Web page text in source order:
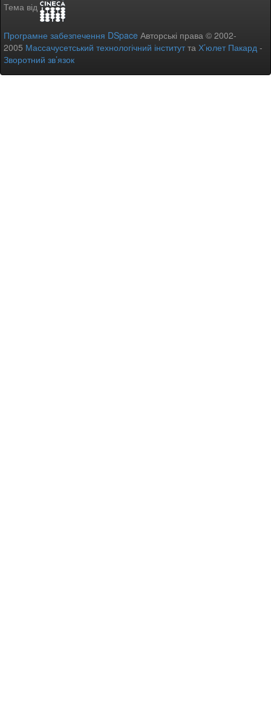
Тема від
Програмне забезпечення DSpace Авторські права © 2002-
2005 Массачусетський технологічний інститутта Х’юлет Пакард -
Зворотний зв’язок